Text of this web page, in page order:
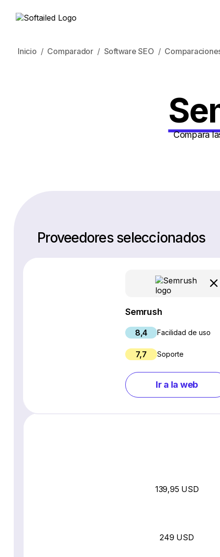
Inicio Comparador Software SEO
Compara
Proveedores seleccionados
Semrush
8,4 Facilidad de uso
7,7 Soporte
Ir a la web
139,95 USD
249 USD